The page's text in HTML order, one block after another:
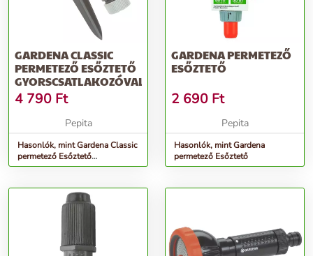
GARDENA CLASSIC
PERMETEZŐ ESŐZTETŐ
GYORSCSATLAKOZÓVAL
4 790 Ft
Pepita
Hasonlók, mint Gardena Classic
permetező Esőztető
gyorscsatlakozóval
GARDENA PERMETEZŐ
ESŐZTETŐ
2 690 Ft
Pepita
Hasonlók, mint Gardena
permetező Esőztető